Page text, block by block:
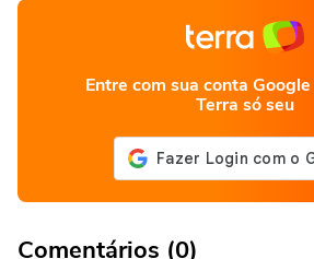
Entre com sua conta
Terra só seu
Comentários (0)